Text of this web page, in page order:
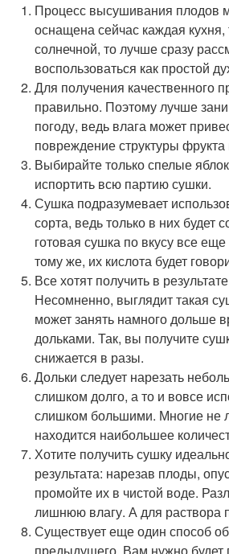
Процесс высушивания плодов
оснащена сейчас каждая
солнечной, то лучше сразу
воспользоваться как простой
Для получения качественного
правильно. Поэтому лучше
погоду, ведь влага может
повреждение структуры
Выбирайте только спелые
испортить всю партию сушки.
Сушка подразумевает
сорта, ведь только в них будет
готовая сушка по вкусу все
тому же, их кислота будет
Все хотят получить в
Несомненно, выглядит такая
может занять намного дольше
дольками. Так, вы получите
снижается в разы.
Дольки следует нарезать
слишком долго, а то и вовсе
слишком большими. Многие не
находится наибольшее
Хотите получить сушку
результата: нарезав плоды,
промойте их в чистой воде.
лишнюю влагу. А для раствора
Существует еще один способ